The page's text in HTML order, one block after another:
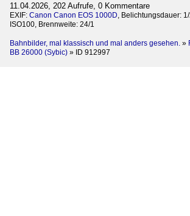
11.04.2026, 202 Aufrufe, 0 Kommentare
EXIF: Canon Canon EOS 1000D, Belichtungsdauer:
ISO100, Brennweite: 24/1
Bahnbilder, mal klassisch und mal anders gesehen. »
BB 26000 (Sybic) » ID 912997